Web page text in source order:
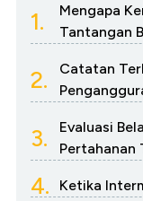
1.
Mengapa
Tantangan
2.
Catatan
3.
Evaluasi
Pertahanan
4. Ketika